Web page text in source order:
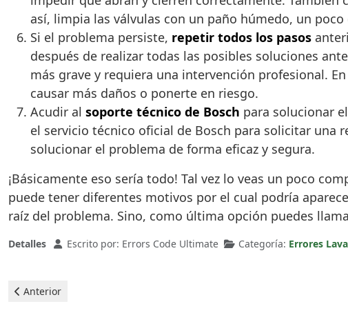
así, limpia las válvulas con un paño húmedo, un
Si el problema persiste, repetir todos los pasos
después de realizar todas las posibles soluciones
más grave y requiera una intervención profesional.
causar más daños o ponerte en riesgo.
Acudir al soporte técnico de Bosch para solucionar
el servicio técnico oficial de Bosch para solicitar una
solucionar el problema de forma eficaz y segura.
¡Básicamente eso sería todo! Tal vez lo veas un poco
puede tener diferentes motivos por el cual podría
raíz del problema. Sino, como última opción puedes
Detalles Escrito por: Errors Code Ultimate Categoría: Errores
Artículo anterior: Bosch Lavavajillas - error E20
Anterior